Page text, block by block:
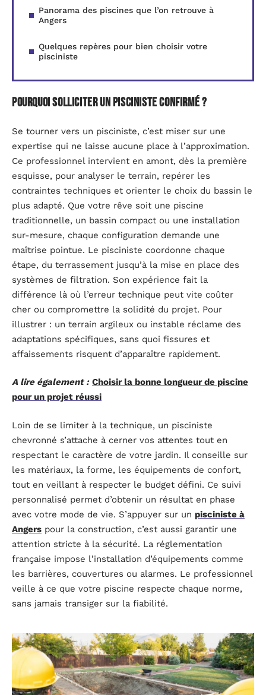
Panorama des piscines que l’on retrouve à
Angers
Quelques repères pour bien choisir votre
pisciniste
Pourquoi solliciter un pisciniste confirmé ?
Se tourner vers un pisciniste, c’est miser sur une
expertise qui ne laisse aucune place à l’approximation.
Ce professionnel intervient en amont, dès la première
esquisse, pour analyser le terrain, repérer les
contraintes techniques et orienter le choix du bassin le
plus adapté. Que votre rêve soit une piscine
traditionnelle, un bassin compact ou une installation
sur-mesure, chaque configuration demande une
maîtrise pointue. Le pisciniste coordonne chaque
étape, du terrassement jusqu’à la mise en place des
systèmes de filtration. Son expérience fait la
différence là où l’erreur technique peut vite coûter
cher ou compromettre la solidité du projet. Pour
illustrer : un terrain argileux ou instable réclame des
adaptations spécifiques, sans quoi fissures et
affaissements risquent d’apparaître rapidement.
A lire également : Choisir la bonne longueur de piscine
pour un projet réussi
Loin de se limiter à la technique, un pisciniste
chevronné s’attache à cerner vos attentes tout en
respectant le caractère de votre jardin. Il conseille sur
les matériaux, la forme, les équipements de confort,
tout en veillant à respecter le budget défini. Ce suivi
personnalisé permet d’obtenir un résultat en phase
avec votre mode de vie. S’appuyer sur un pisciniste à
Angers pour la construction, c’est aussi garantir une
attention stricte à la sécurité. La réglementation
française impose l’installation d’équipements comme
les barrières, couvertures ou alarmes. Le professionnel
veille à ce que votre piscine respecte chaque norme,
sans jamais transiger sur la fiabilité.